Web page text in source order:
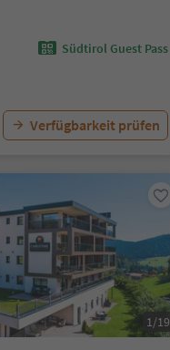
Südtirol Guest Pass
Verfügbarkeit prüfen
1/19